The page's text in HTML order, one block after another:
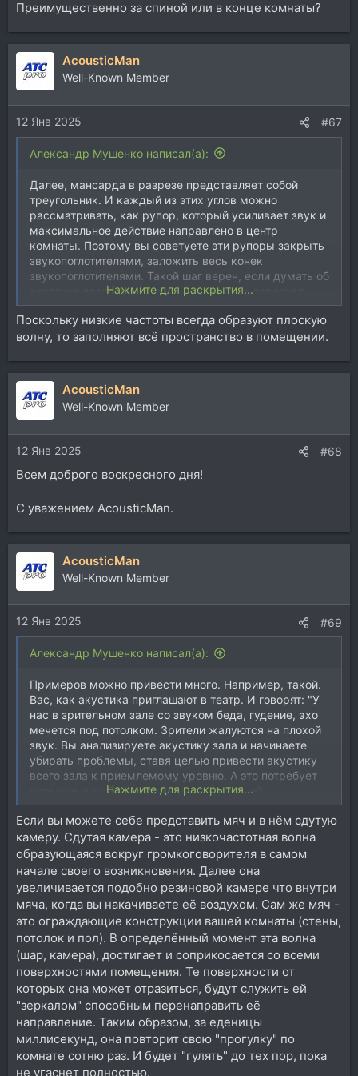
Преимущественно за спиной или в конце комнаты?
AcousticMan
Well-Known Member
12 Янв 2025 #67
Александр Мушенко написал(а):
Далее, мансарда в разрезе представляет собой
треугольник. И каждый из этих углов можно
рассматривать, как рупор, который усиливает звук и
максимальное действие направлено в центр
комнаты. Поэтому вы советуете эти рупоры закрыть
звукопоглотителями, заложить весь конек
звукопоглотителями. Такой шаг верен, если думать об
акустике всего помещения. Но нас то интересует
лишь точка прослушивания. Поэтому, конек, скорее
всего, придется заложить, но не весь, а только над
рабочей зоной (точкой прослушивания).
Нажмите для раскрытия...
Поскольку низкие частоты всегда образуют плоскую
волну, то заполняют всё пространство в помещении.
AcousticMan
Well-Known Member
12 Янв 2025 #68
Всем доброго воскресного дня!
С уважением AcousticMan.
AcousticMan
Well-Known Member
12 Янв 2025 #69
Александр Мушенко написал(а):
Примеров можно привести много. Например, такой.
Вас, как акустика приглашают в театр. И говорят: "У
нас в зрительном зале со звуком беда, гудение, эхо
мечется под потолком. Зрители жалуются на плохой
звук. Вы анализируете акустику зала и начинаете
убирать проблемы, ставя целью привести акустику
всего зала к приемлемому уровню. А это потребует
серьезных работ и миллионных вложений.
А теперь представьте - вам в этом же зале с плохой
акустикой говорят: "У нас спектакли проходят редко,
большую часть времени зал пустует. А наш
звукорежиссер помимо того, что "рулит" живой звук
во время представлений, еще пишет музыку и
обрабатывает ее. Но специально оборудованного
места для этого у нас нет. Что вы им посоветуете?
Вы им ответите: "Оборудуйте звукорежиссерское
место в зале, но не в центре (там, скорее всего будут
акустические проблемы), а чуть ближе или чуть
дальше от сцены. И звукорежиссер сможет
комфортно работать в этом месте, так как до
ближайшей стены и потолка будет больше десяти
метров. Мониторы он будет включать достаточно
тихо, и отклик от стен и потолка будет
незначительным, мониторы будут звучать корректно.
Сколько потребуется денег на реализацию этой
идеи? Либо совсем ничего, либо небольшие деньги,
Нажмите для раскрытия...
Если вы можете себе представить мяч и в нём сдутую
камеру. Сдутая камера - это низкочастотная волна
образующаяся вокруг громкоговорителя в самом
начале своего возникновения. Далее она
увеличивается подобно резиновой камере что внутри
мяча, когда вы накачиваете её воздухом. Сам же мяч -
это ограждающие конструкции вашей комнаты (стены,
потолок и пол). В определённый момент эта волна
(шар, камера), достигает и соприкосается со всеми
поверхностями помещения. Те поверхности от
которых она может отразиться, будут служить ей
"зеркалом" способным перенаправить её
направление. Таким образом, за еденицы
миллисекунд, она повторит свою "прогулку" по
комнате сотню раз. И будет "гулять" до тех пор, пока
не угаснет полностью.